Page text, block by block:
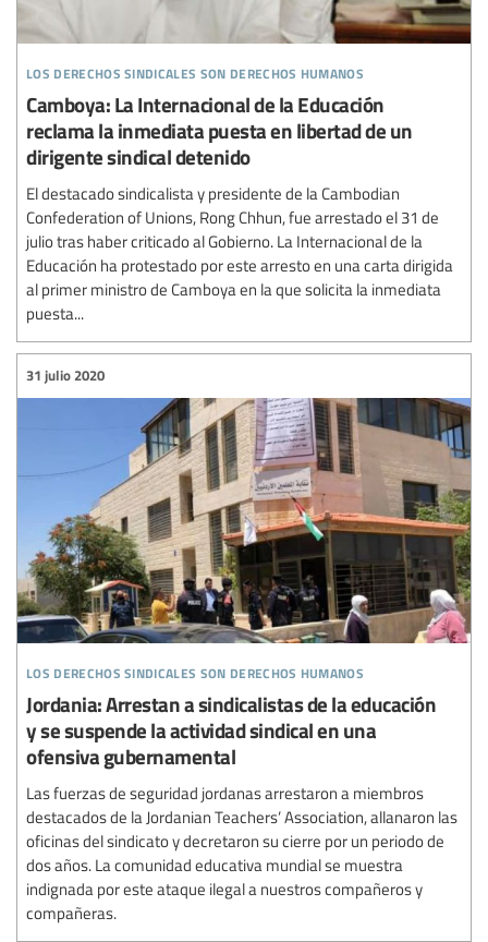
los derechos sindicales son derechos humanos
Camboya: La Internacional de la Educación
reclama la inmediata puesta en libertad de un
dirigente sindical detenido
El destacado sindicalista y presidente de la Cambodian
Confederation of Unions, Rong Chhun, fue arrestado el 31 de
julio tras haber criticado al Gobierno. La Internacional de la
Educación ha protestado por este arresto en una carta dirigida
al primer ministro de Camboya en la que solicita la inmediata
puesta...
los derechos sindicales son derechos humanos
31 julio 2020
Jordania: Arrestan a sindicalistas de la educación
y se suspende la actividad sindical en una
ofensiva gubernamental
Las fuerzas de seguridad jordanas arrestaron a miembros
destacados de la Jordanian Teachers’ Association, allanaron las
oficinas del sindicato y decretaron su cierre por un periodo de
dos años. La comunidad educativa mundial se muestra
indignada por este ataque ilegal a nuestros compañeros y
compañeras.